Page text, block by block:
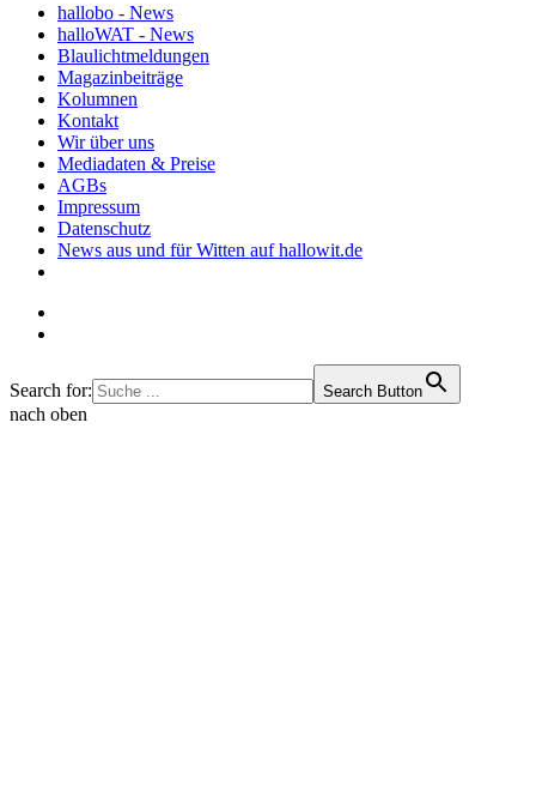
hallobo - News
halloWAT - News
Blaulichtmeldungen
Magazinbeiträge
Kolumnen
Kontakt
Wir über uns
Mediadaten & Preise
AGBs
Impressum
Datenschutz
News aus und für Witten auf hallowit.de
Search for: Search Button
nach oben